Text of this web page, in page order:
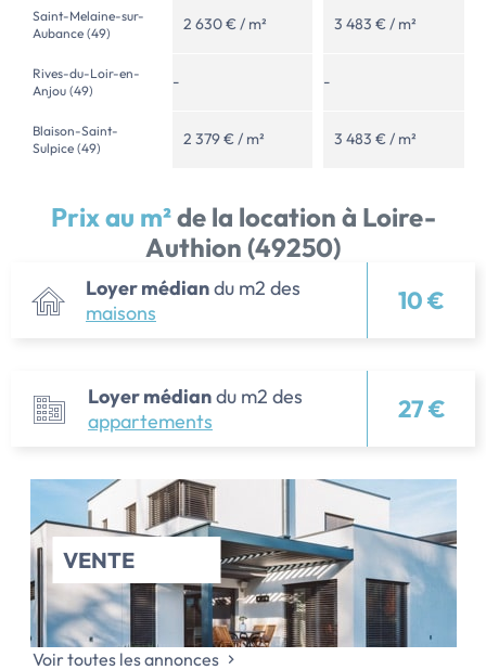
Saint-Melaine-sur-
Aubance (49)
2 630 € / m² 3 483 € / m²
Rives-du-Loir-en-
Anjou (49)
- -
Blaison-Saint-
Sulpice (49)
2 379 € / m² 3 483 € / m²
Prix au m²de la location à Loire-
Authion (49250)
Loyer médiandu m2 des
maisons
10 €
Loyer médiandu m2 des
appartements
27 €
VENTE
Voir toutes les annonces